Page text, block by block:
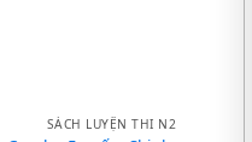
SÁCH LUYỆN THI N2